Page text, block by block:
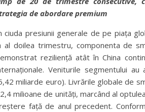
de abordare premium
ciuda presiunii generale de pe piața
al doilea trimestru, componenta de
reziliență atât în China
Veniturile segmentului
miliarde euro). Livrările globale de
milioane de unități, marcând al
față de anul precedent.